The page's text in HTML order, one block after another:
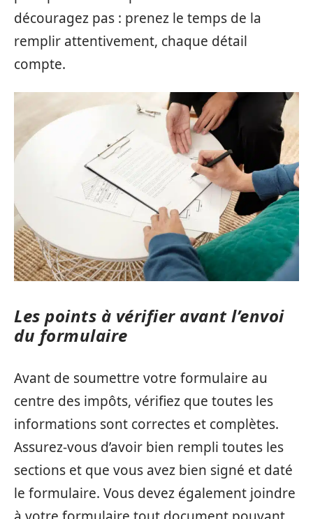
découragez pas : prenez le temps de la
remplir attentivement, chaque détail
compte.
Les points à vérifier avant l’envoi
du formulaire
Avant de soumettre votre formulaire au
centre des impôts, vérifiez que toutes les
informations sont correctes et complètes.
Assurez-vous d’avoir bien rempli toutes les
sections et que vous avez bien signé et daté
le formulaire. Vous devez également joindre